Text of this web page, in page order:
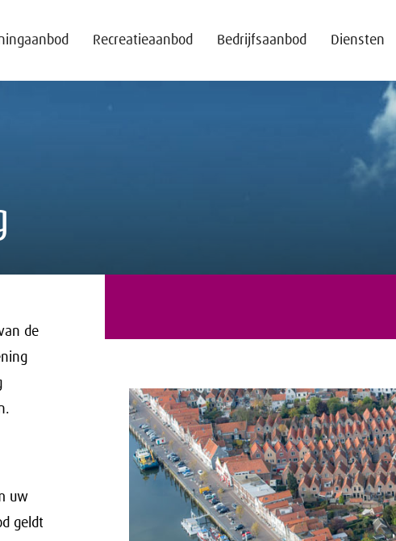
Recreatieaanbod Bedrijfsaanbod Diensten
de
uw
geldt